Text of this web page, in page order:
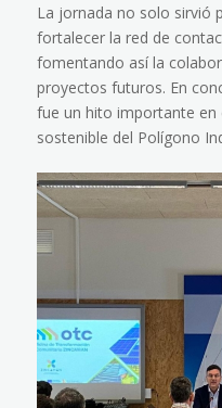
La jornada no solo sirvió
fortalecer la red de
fomentando así la
proyectos futuros. En
fue un hito importante
sostenible del Polígono